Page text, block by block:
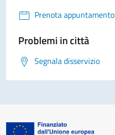
Prenota appuntamento
Problemi in città
Segnala disservizio